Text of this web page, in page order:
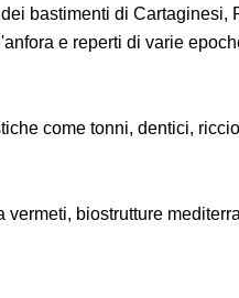
bastimenti di Cartaginesi,
e reperti di varie
come tonni, dentici,
biostrutture